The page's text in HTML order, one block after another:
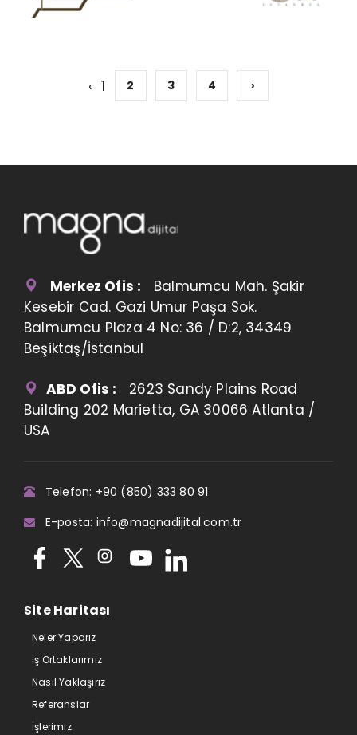
‹ 1 2 3 4 ›
Merkez Ofis : Balmumcu Mah. Şakir
Kesebir Cad. Gazi Umur Paşa Sok.
Balmumcu Plaza 4 No: 36 / D:2, 34349
Beşiktaş/İstanbul
ABD Ofis : 2623 Sandy Plains Road
Building 202 Marietta, GA 30066 Atlanta /
USA
Telefon: +90 (850) 333 80 91
E-posta: info@magnadijital.com.tr
Site Haritası
Neler Yaparız
İş Ortaklarımız
Nasıl Yaklaşırız
Referanslar
İşlerimiz